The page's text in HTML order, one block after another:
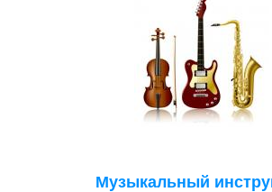
Музыкальный